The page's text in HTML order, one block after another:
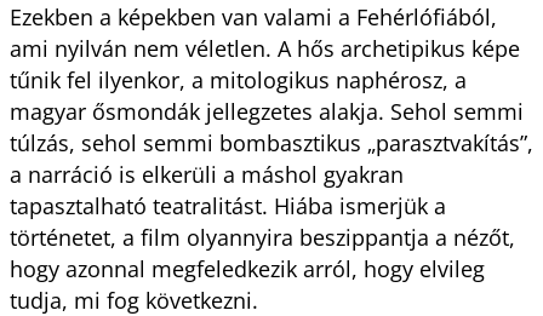
Ezekben a képekben van valami a Fehérlófiából,
ami nyilván nem véletlen. A hős archetipikus képe
tűnik fel ilyenkor, a mitologikus naphérosz, a
magyar ősmondák jellegzetes alakja. Sehol semmi
túlzás, sehol semmi bombasztikus „parasztvakítás”,
a narráció is elkerüli a máshol gyakran
tapasztalható teatralitást. Hiába ismerjük a
történetet, a film olyannyira beszippantja a nézőt,
hogy azonnal megfeledkezik arról, hogy elvileg
tudja, mi fog következni.